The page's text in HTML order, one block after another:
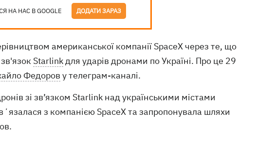
НА НАС В GOOGLE ДОДАТИ ЗАРАЗ
американської компанії SpaceX через те, що
Starlinkдля ударів дронами по Україні. Про це 29
Федоров у телеграм-каналі.
зі зв’язком Starlink над українськими містами
з компанією SpaceX та запропонувала шляхи